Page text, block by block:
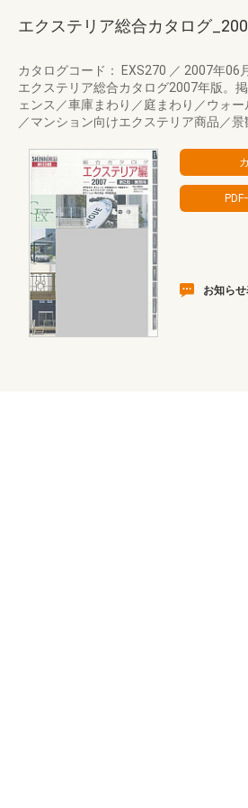
エクステリア総合カタログ
カタログコード： EXS270 ／ 2007年06
エクステリア総合カタログ2007年版。
ェンス／車庫まわり／庭まわり／ウォ
／マンション向けエクステリア商品／
お知ら